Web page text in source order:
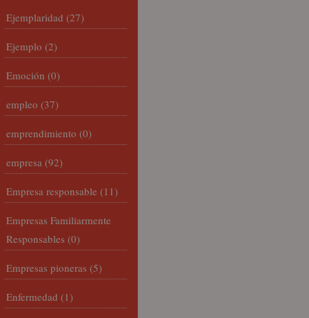
Ejemplaridad (27)
Ejemplo (2)
Emoción (0)
empleo (37)
emprendimiento (0)
empresa (92)
Empresa responsable (11)
Empresas Familiarmente
Responsables (0)
Empresas pioneras (5)
Enfermedad (1)